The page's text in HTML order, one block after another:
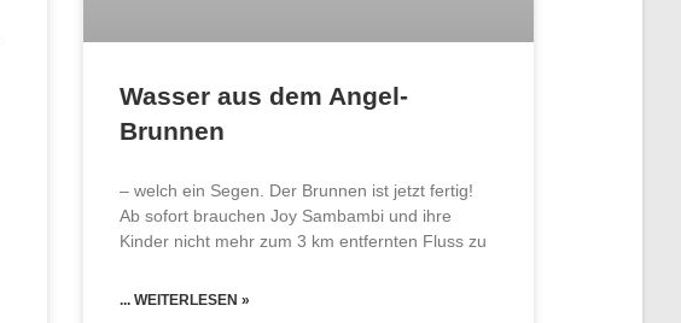
Wasser aus dem Angel-
Brunnen
– welch ein Segen. Der Brunnen ist jetzt fertig!
Ab sofort brauchen Joy Sambambi und ihre
Kinder nicht mehr zum 3 km entfernten Fluss zu
... WEITERLESEN »